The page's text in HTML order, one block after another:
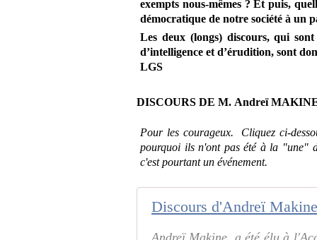
exempts nous-mêmes ? Et puis,
démocratique de notre société à un
Les deux (longs) discours, qui
d’intelligence et d’érudition, sont
LGS
DISCOURS DE M. Andreï
Pour les courageux. Cliquez ci-
pourquoi ils n'ont pas été à la "une"
c'est pourtant un événement.